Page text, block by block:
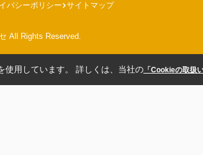
バシーポリシー サイトマップ
All Rights Reserved.
使用しています。 詳しくは、当社の「Cookieの取扱